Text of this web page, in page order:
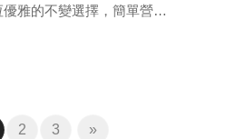
雅的不變選擇，簡單營造
個多功能的色系，它與任
(current)
2 3 »Next